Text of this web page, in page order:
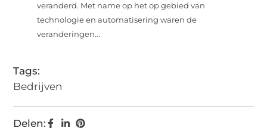
veranderd. Met name op het op gebied van
technologie en automatisering waren de
veranderingen...
Tags:
Bedrijven
Delen: